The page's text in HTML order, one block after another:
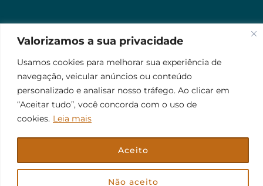
personalizado e analisar nosso tráfego. Ao clicar em
“Aceitar tudo”, você concorda com o uso de
Aceito
© 2026 Jr Plus Automação Comercial e Residencial
CriaçãoCesarWeb
Fale Conosco